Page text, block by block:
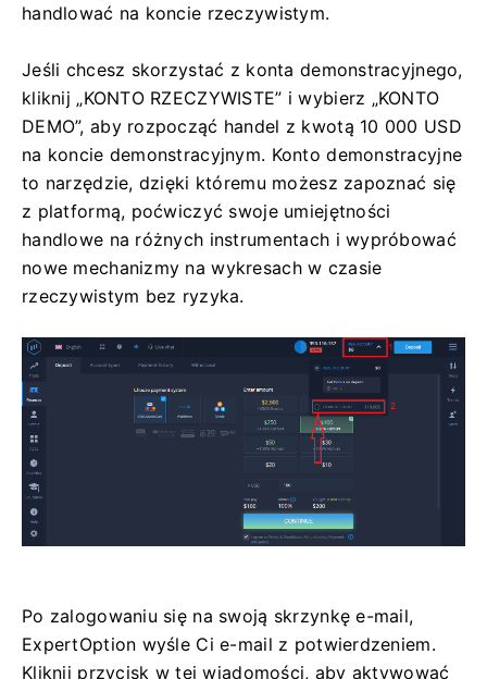
handlować na koncie rzeczywistym.
Jeśli chcesz skorzystać z konta demonstracyjnego,
kliknij „KONTO RZECZYWISTE” i wybierz „KONTO
DEMO”, aby rozpocząć handel z kwotą 10 000 USD
na koncie demonstracyjnym. Konto demonstracyjne
to narzędzie, dzięki któremu możesz zapoznać się
z platformą, poćwiczyć swoje umiejętności
handlowe na różnych instrumentach i wypróbować
nowe mechanizmy na wykresach w czasie
rzeczywistym bez ryzyka.
Po zalogowaniu się na swoją skrzynkę e-mail,
ExpertOption wyśle ​​Ci e-mail z potwierdzeniem.
Kliknij przycisk w tej wiadomości, aby aktywować